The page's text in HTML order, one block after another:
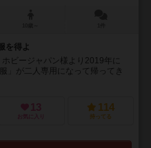
を得よ
ビージャパン様より2019年に
」が二人専用になって帰ってき
13
お気に入り
114
持ってる